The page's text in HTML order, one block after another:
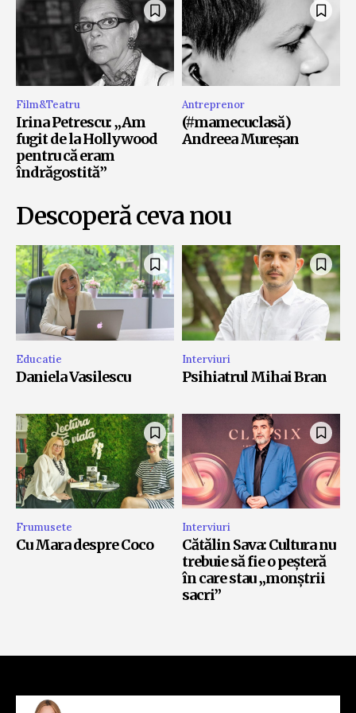
Film&Teatru
Irina Petrescu: „Am
fugit de la Hollywood
pentru că eram
îndrăgostită”
Antreprenor
(#mamecuclasă)
Andreea Mureșan
Descoperă ceva nou
Educatie
Daniela Vasilescu
Interviuri
Psihiatrul Mihai Bran
Frumusete
Cu Mara despre Coco
Interviuri
Cătălin Sava: Cultura nu
trebuie să fie o peșteră
în care stau „monștrii
sacri”